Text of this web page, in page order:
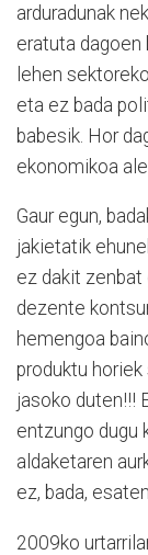
arduradunak
eratuta
lehen
eta ez bada
babesik. Hor
ekonomikoa
Gaur egun,
jakietatik
ez dakit
dezente
hemengoa
produktu
jasoko duten!!!
entzungo dugu
aldaketaren
ez, bada,
2009ko